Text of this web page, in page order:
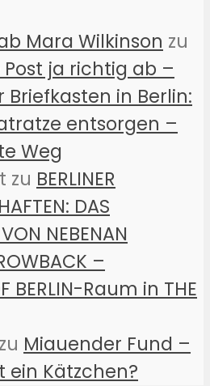
Mara Wilkinson zu
ja richtig ab –
in Berlin:
entsorgen –
Weg
zu BERLINER
DAS
NEBENAN
–
BERLIN-Raum in THE
zu Miauender Fund –
ein Kätzchen?